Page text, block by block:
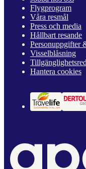
Flygprogram
Våra resmål
Press och media
Hållbart resande
Personuppgifter
Visselblåsning
Hantera cookies